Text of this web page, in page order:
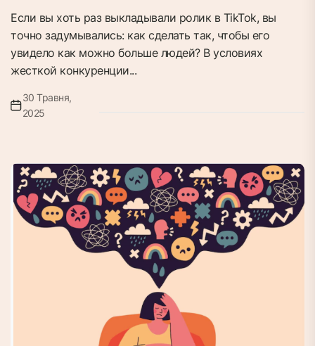
Если вы хоть раз выкладывали ролик в TikTok, вы
точно задумывались: как сделать так, чтобы его
увидело как можно больше людей? В условиях
жесткой конкуренции...
30 Травня,
2025